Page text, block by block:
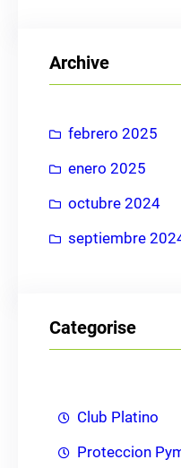
aArchive
febrero 2025
enero 2025
octubre 2024
septiembre
Categorise
Club Platino
Proteccion